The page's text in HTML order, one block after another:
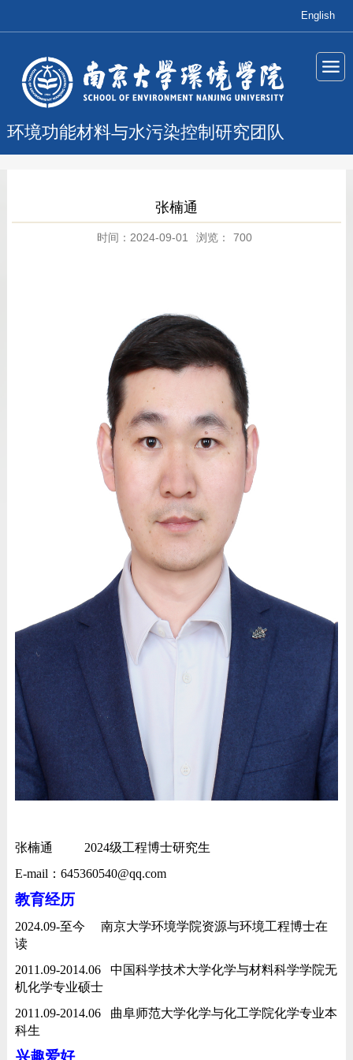
English
环境功能材料与水污染控制研究团队
张楠通
时间：2024-09-01 浏览： 700
张楠通 2024级工程博士研究生
E-mail ： 645360540@qq.com
教育经历
2024.09-至今
南京大学环境学院资源与环境工程博士在
读
2011.09-2014.06
中国科学技术大学化学与材料科学学院无
机化学专业硕士
2011.09-2014.06
曲阜师范大学化学与化工学院化学专业本
科生